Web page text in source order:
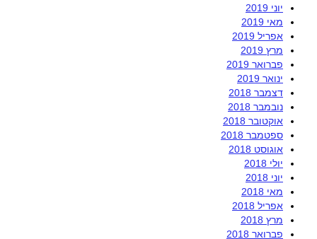
יוני 2019
מאי 2019
אפריל 2019
מרץ 2019
פברואר 2019
ינואר 2019
דצמבר 2018
נובמבר 2018
אוקטובר 2018
ספטמבר 2018
אוגוסט 2018
יולי 2018
יוני 2018
מאי 2018
אפריל 2018
מרץ 2018
פברואר 2018